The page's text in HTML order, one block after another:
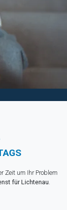
Zeit um Ihr Problem
für Lichtenau